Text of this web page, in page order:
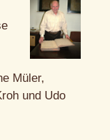
Müler,
und Udo